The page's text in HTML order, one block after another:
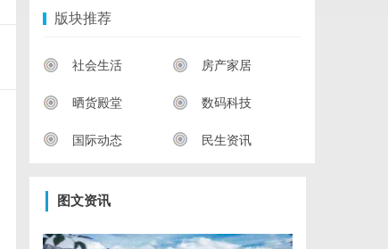
版块推荐
社会生活 房产家居
晒货殿堂 数码科技
国际动态 民生资讯
图文资讯